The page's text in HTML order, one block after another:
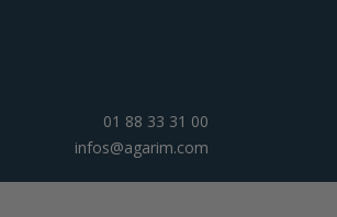
01 88 33 31 00
infos@agarim.com